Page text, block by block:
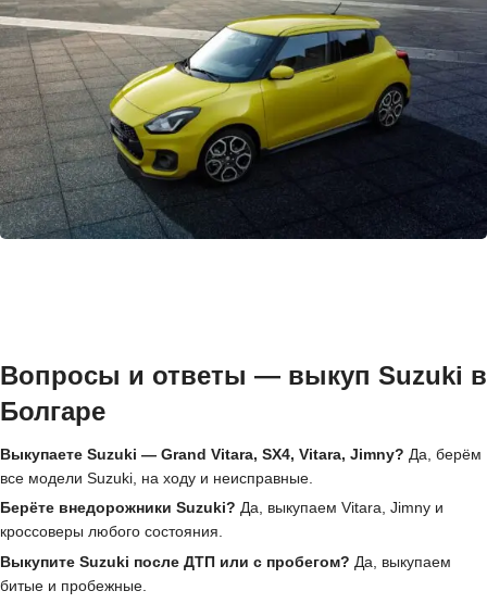
Вопросы и ответы — выкуп Suzuki в
Болгаре
Выкупаете Suzuki — Grand Vitara, SX4, Vitara, Jimny? Да, берём
все модели Suzuki, на ходу и неисправные.
Берёте внедорожники Suzuki? Да, выкупаем Vitara, Jimny и
кроссоверы любого состояния.
Выкупите Suzuki после ДТП или с пробегом? Да, выкупаем
битые и пробежные.